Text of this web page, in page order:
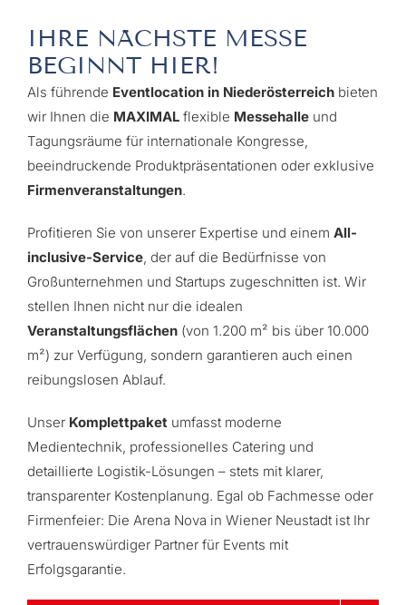
IHRE NÄCHSTE MESSE
BEGINNT HIER!
Als führende Eventlocation in Niederösterreichbieten
wir Ihnen die MAXIMALflexible Messehalleund
Tagungsräume für internationale Kongresse,
beeindruckende Produktpräsentationen oder exklusive
Firmenveranstaltungen.
Profitieren Sie von unserer Expertise und einem All-
inclusive-Service, der auf die Bedürfnisse von
Großunternehmen und Startups zugeschnitten ist. Wir
stellen Ihnen nicht nur die idealen
Veranstaltungsflächen(von 1.200 m² bis über 10.000
m²) zur Verfügung, sondern garantieren auch einen
reibungslosen Ablauf.
Unser Komplettpaketumfasst moderne
Medientechnik, professionelles Catering und
detaillierte Logistik-Lösungen – stets mit klarer,
transparenter Kostenplanung. Egal ob Fachmesse oder
Firmenfeier: Die Arena Nova in Wiener Neustadt ist Ihr
vertrauenswürdiger Partner für Events mit
Erfolgsgarantie.